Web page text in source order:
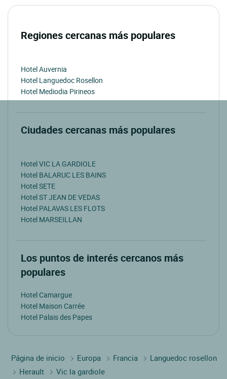
Regiones cercanas más populares
Hotel Auvernia
Hotel Languedoc Rosellon
Hotel Mediodia Pirineos
Ciudades cercanas más populares
Hotel VIC LA GARDIOLE
Hotel BALARUC LES BAINS
Hotel SETE
Hotel ST JEAN DE VEDAS
Hotel PALAVAS LES FLOTS
Hotel MARSEILLAN
Los puntos de interés cercanos más
populares
Hotel Camargue
Hotel Maison Carrée
Hotel Palais des Papes
Página de inicio Europa Francia
Languedoc rosellon
Herault
Vic la gardiole